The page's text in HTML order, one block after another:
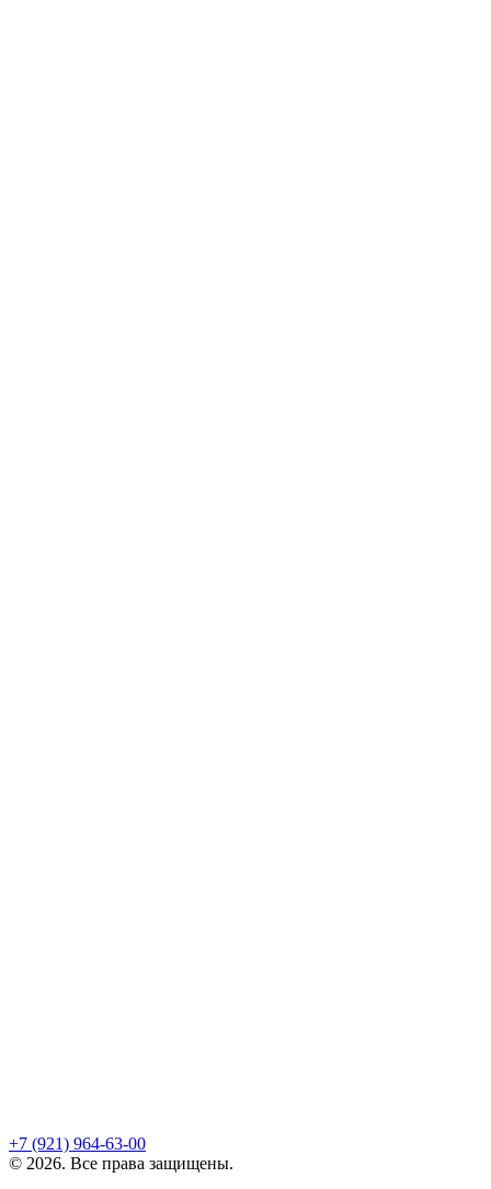
+7 (921) 964-63-00
© 2026. Все права защищены.